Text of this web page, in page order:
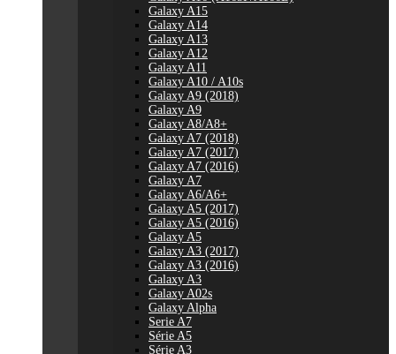
Galaxy A15
Galaxy A14
Galaxy A13
Galaxy A12
Galaxy A11
Galaxy A10 / A10s
Galaxy A9 (2018)
Galaxy A9
Galaxy A8/A8+
Galaxy A7 (2018)
Galaxy A7 (2017)
Galaxy A7 (2016)
Galaxy A7
Galaxy A6/A6+
Galaxy A5 (2017)
Galaxy A5 (2016)
Galaxy A5
Galaxy A3 (2017)
Galaxy A3 (2016)
Galaxy A3
Galaxy A02s
Galaxy Alpha
Serie A7
Série A5
Série A3